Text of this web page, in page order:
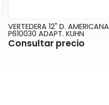
VERTEDERA 12" D. AMERICANA
P610030 ADAPT. KUHN
Consultar precio